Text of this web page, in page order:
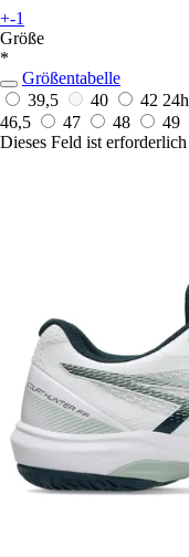
+-1
Größe
*
Größentabelle
39,5
40 42 24h
46,5
47 48
49
Dieses Feld ist erforderlich